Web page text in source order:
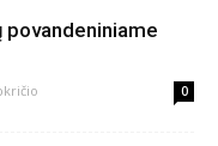
povandeniniame
0